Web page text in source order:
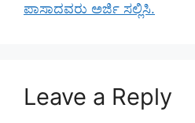
ಪಾಸಾದವರು ಅರ್ಜಿ ಸಲ್ಲಿಸಿ.
Leave a Reply